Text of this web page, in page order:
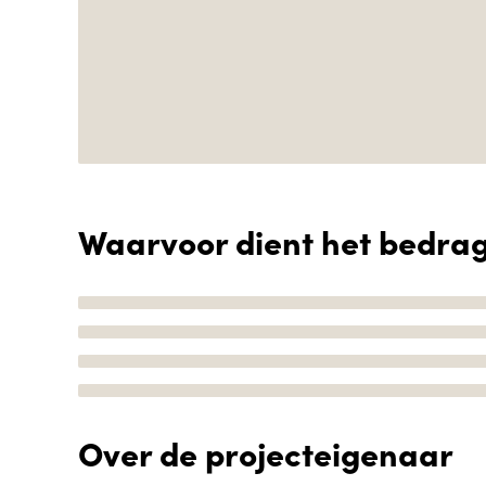
Waarvoor dient het
Over de projecteigenaar